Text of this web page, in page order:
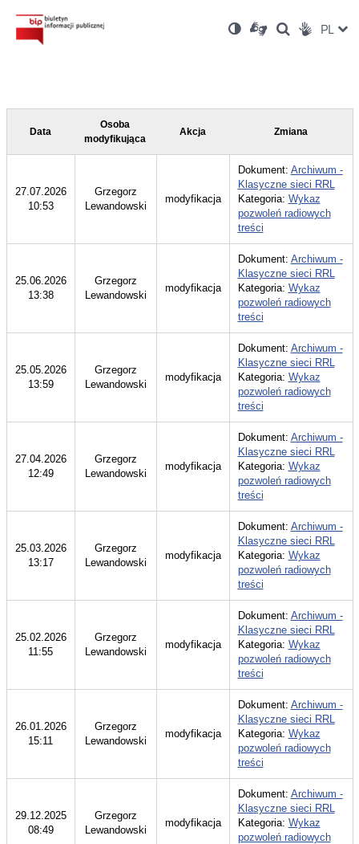
Ustawienia
Wersja
kontrastowa
Dla
niesłyszących
OtwórzOtwórz
w
Otwórz
w
Social PL
Data
Osoba
modyfikująca
Akcja Zmiana
27.07.2026
10:53
Grzegorz
Lewandowski
modyfikacja
Dokument: Archiwum -
Klasyczne sieci RRL
Kategoria: Wykaz
pozwoleń radiowych
treści
25.06.2026
13:38
Grzegorz
Lewandowski
modyfikacja
Dokument: Archiwum -
Klasyczne sieci RRL
Kategoria: Wykaz
pozwoleń radiowych
treści
25.05.2026
13:59
Grzegorz
Lewandowski
modyfikacja
Dokument: Archiwum -
Klasyczne sieci RRL
Kategoria: Wykaz
pozwoleń radiowych
treści
27.04.2026
12:49
Grzegorz
Lewandowski
modyfikacja
Dokument: Archiwum -
Klasyczne sieci RRL
Kategoria: Wykaz
pozwoleń radiowych
treści
25.03.2026
13:17
Grzegorz
Lewandowski
modyfikacja
Dokument: Archiwum -
Klasyczne sieci RRL
Kategoria: Wykaz
pozwoleń radiowych
treści
25.02.2026
11:55
Grzegorz
Lewandowski
modyfikacja
Dokument: Archiwum -
Klasyczne sieci RRL
Kategoria: Wykaz
pozwoleń radiowych
treści
26.01.2026
15:11
Grzegorz
Lewandowski
modyfikacja
Dokument: Archiwum -
Klasyczne sieci RRL
Kategoria: Wykaz
pozwoleń radiowych
treści
29.12.2025
08:49
Grzegorz
Lewandowski
modyfikacja
Dokument: Archiwum -
Klasyczne sieci RRL
Kategoria: Wykaz
pozwoleń radiowych